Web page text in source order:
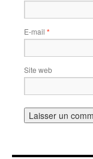
E-mail *
Site web